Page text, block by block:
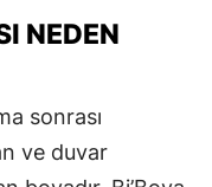
NEDEN
sonrası
ve duvar